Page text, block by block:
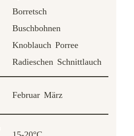
Borretsch
Buschbohnen
Knoblauch Porree
Radieschen Schnittlauch
Februar März